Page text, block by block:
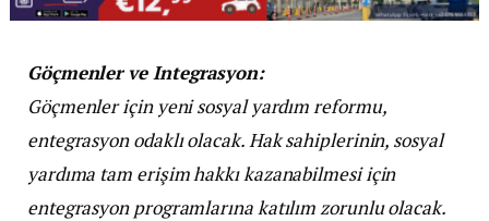
Göçmenler ve Integrasyon:
Göçmenler için yeni sosyal yardım reformu,
entegrasyon odaklı olacak. Hak sahiplerinin, sosyal
yardıma tam erişim hakkı kazanabilmesi için
entegrasyon programlarına katılım zorunlu olacak.